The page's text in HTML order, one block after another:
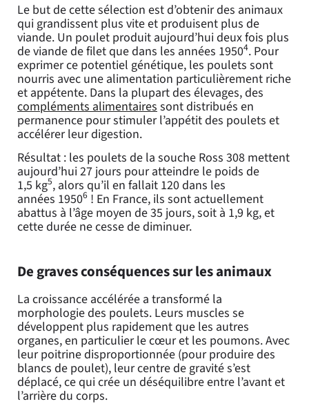
Le but de cette sélection est d’obtenir des animaux
qui grandissent plus vite et produisent plus de
viande. Un poulet produit aujourd’hui deux fois plus
de viande de filet que dans les années 19504. Pour
exprimer ce potentiel génétique, les poulets sont
nourris avec une alimentation particulièrement riche
et appétente. Dans la plupart des élevages, des
compléments alimentaires sont distribués en
permanence pour stimuler l’appétit des poulets et
accélérer leur digestion.
Résultat : les poulets de la souche Ross 308 mettent
aujourd’hui 27 jours pour atteindre le poids de
1,5 kg5, alors qu’il en fallait 120 dans les
années 19506 ! En France, ils sont actuellement
abattus à l’âge moyen de 35 jours, soit à 1,9 kg, et
cette durée ne cesse de diminuer.
De graves conséquences sur les animaux
La croissance accélérée a transformé la
morphologie des poulets. Leurs muscles se
développent plus rapidement que les autres
organes, en particulier le cœur et les poumons. Avec
leur poitrine disproportionnée (pour produire des
blancs de poulet), leur centre de gravité s’est
déplacé, ce qui crée un déséquilibre entre l’avant et
l’arrière du corps.